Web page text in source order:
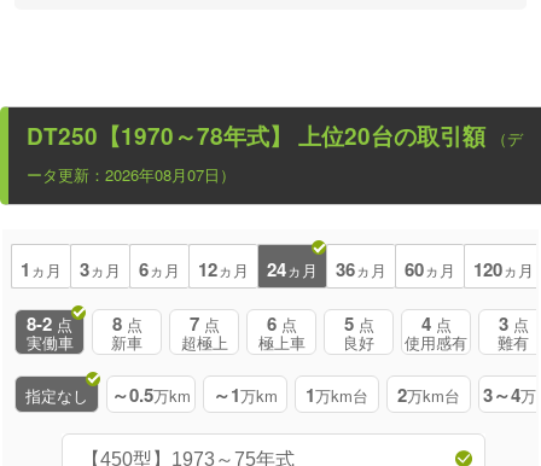
DT250【1970～78年式】 上位20台の取引額
（デ
ータ更新：2026年08月07日）
1 ヵ月 3ヵ月 6ヵ月 12ヵ月 24ヵ月 36ヵ月 60ヵ月 120ヵ月
8-2 点
実働車
8 点
新車
7 点
超極上
6 点
極上車
5 点
良好
4 点
使用感有
3 点
難有
指定なし ～0.5万km ～1万km 1万km台 2万km台 3～4万